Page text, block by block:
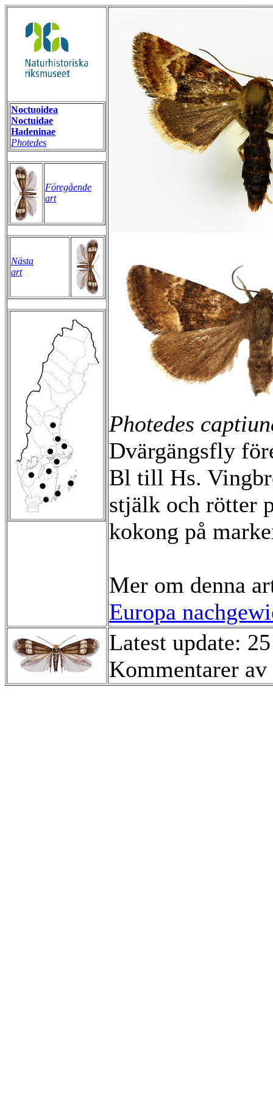
Noctuoidea
Noctuidae
Hadeninae
Photedes
Föregående
art
Nästa
art
Photedes
Dvärgängsfly
Bl till Hs.
stjälk och rötter
kokong på
Mer om denna
Europa
Latest update:
Kommentarer